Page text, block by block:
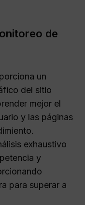
de
un
del sitio
mejor el
y las páginas
exhaustivo
y
para superar a